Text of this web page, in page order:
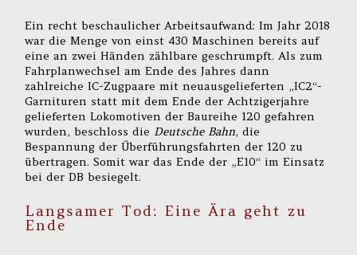
Ein recht beschaulicher Arbeitsaufwand: Im Jahr 2018
war die Menge von einst 430 Maschinen bereits auf
eine an zwei Händen zählbare geschrumpft. Als zum
Fahrplanwechsel am Ende des Jahres dann
zahlreiche IC-Zugpaare mit neuausgelieferten „IC2“-
Garnituren statt mit dem Ende der Achtzigerjahre
gelieferten Lokomotiven der Baureihe 120 gefahren
wurden, beschloss die Deutsche Bahn, die
Bespannung der Überführungsfahrten der 120 zu
übertragen. Somit war das Ende der „E10“ im Einsatz
bei der DB besiegelt.
Langsamer Tod: Eine Ära geht zu
Ende